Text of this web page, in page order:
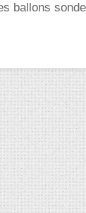
ballons